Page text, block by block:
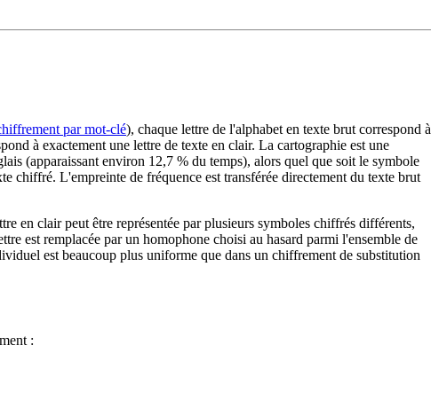
par mot-clé), chaque lettre de l'alphabet en texte brut correspond à
à exactement une lettre de texte en clair. La cartographie est une
(apparaissant environ 12,7 % du temps), alors quel que soit le symbole
chiffré. L'empreinte de fréquence est transférée directement du texte brut
en clair peut être représentée par plusieurs symboles chiffrés différents,
est remplacée par un homophone choisi au hasard parmi l'ensemble de
est beaucoup plus uniforme que dans un chiffrement de substitution
: